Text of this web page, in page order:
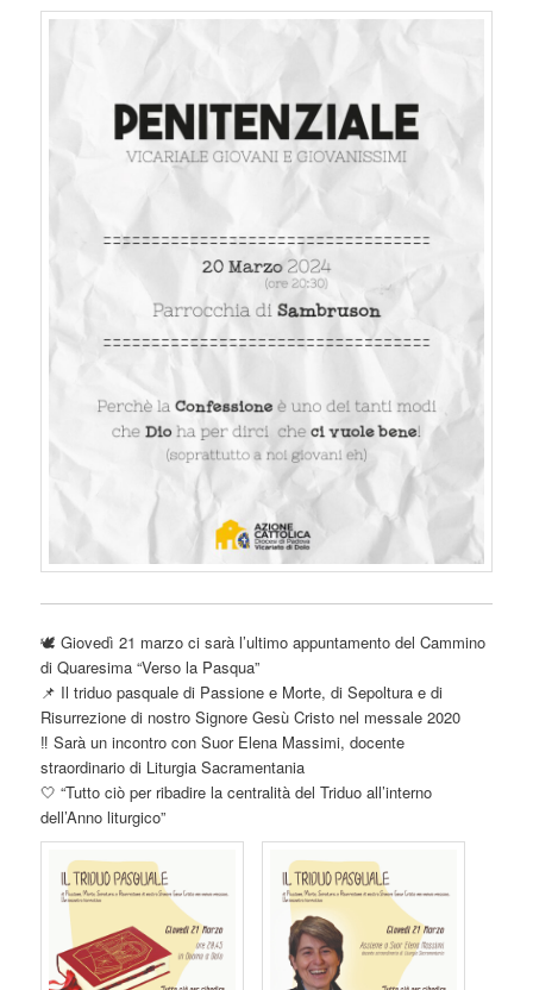
🕊️ Giovedì 21 marzo ci sarà l’ultimo appuntamento del Cammino
di Quaresima “Verso la Pasqua”
📌 Il triduo pasquale di Passione e Morte, di Sepoltura e di
Risurrezione di nostro Signore Gesù Cristo nel messale 2020
‼️ Sarà un incontro con Suor Elena Massimi, docente
straordinario di Liturgia Sacramentania
🤍 “Tutto ciò per ribadire la centralità del Triduo all’interno
dell’Anno liturgico”